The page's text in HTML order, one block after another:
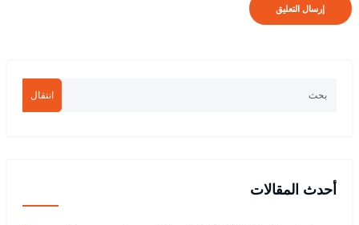
انتقال
أحدث المقالات